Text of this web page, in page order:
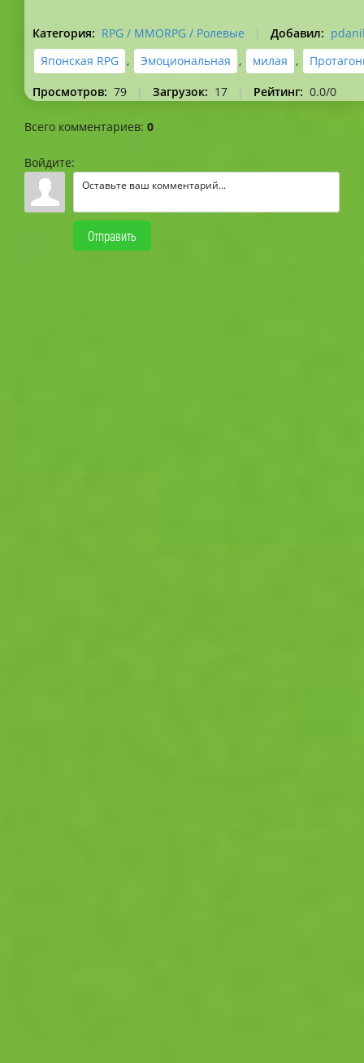
Категория: RPG / MMORPG / Ролевые | Добавил:
Японская RPG , Эмоциональная , милая ,
Просмотров: 79 | Загрузок: 17 | Рейтинг: 0.0/0
Всего комментариев: 0
Войдите:
Отправить